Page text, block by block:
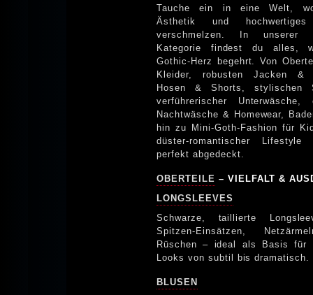
Tauche ein in eine Welt,
Ästhetik und hochwertiges
verschmelzen. In unserer
Kategorie findest du alles,
Gothic-Herz begehrt. Von Oberteilen über
Kleider, robusten Jacken &
Hosen & Shorts, stylischen
verführerischer Unterwäsche,
Nachtwäsche & Homewear, Bademode bis
hin zu Mini-Goth-Fashion für
düster-romantischer
perfekt abgedeckt.
OBERTEILE – VIELFALT &
LONGSLEEVES
Schwarze, taillierte
Spitzen-Einsätzen,
Rüschen – ideal als Basis für
Looks von subtil bis dramatisch.
BLUSEN